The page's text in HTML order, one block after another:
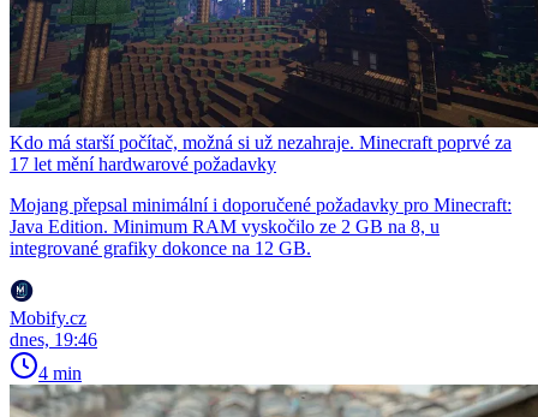
Kdo má starší počítač, možná si už nezahraje. Minecraft poprvé za
17 let mění hardwarové požadavky
Mojang přepsal minimální i doporučené požadavky pro Minecraft:
Java Edition. Minimum RAM vyskočilo ze 2 GB na 8, u
integrované grafiky dokonce na 12 GB.
Mobify.cz
dnes, 19:46
4 min